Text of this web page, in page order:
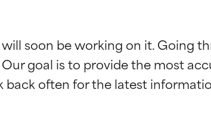
soon be working on it. Going
goal is to provide the most